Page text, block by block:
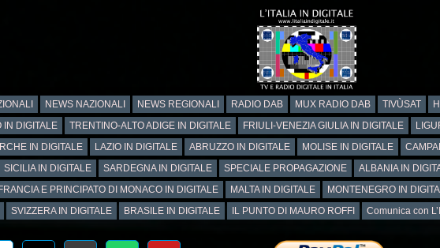
NEWS NAZIONALI NEWS REGIONALI RADIO DAB MUX RADIO DAB TIVÙSAT
IN DIGITALE TRENTINO-ALTO ADIGE IN DIGITALE FRIULI-VENEZIA GIULIA IN DIGITALE
IN DIGITALE LAZIO IN DIGITALE ABRUZZO IN DIGITALE MOLISE IN DIGITALE
SICILIA IN DIGITALE SARDEGNA IN DIGITALE SPECIALE PROPAGAZIONE ALBANIA IN
FRANCIA E PRINCIPATO DI MONACO IN DIGITALE MALTA IN DIGITALE MONTENEGRO IN
SVIZZERA IN DIGITALE BRASILE IN DIGITALE IL PUNTO DI MAURO ROFFI Comunica con